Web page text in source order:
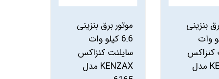
بنزینی
وات
کنزاکس
KENZAX مدل
موتور برق بنزینی
6.6 کیلو وات
سایلنت کنزاکس
KENZAX مدل